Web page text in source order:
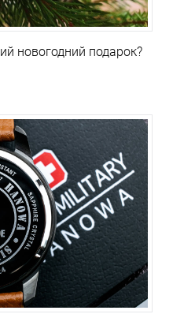
новогодний подарок?